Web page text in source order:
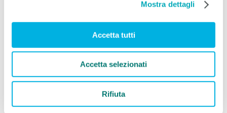
Mostra dettagli
Accetta tutti
Accetta selezionati
Rifiuta
adeguamento avanzate dal mondo politico e scientifico.
obbligo d’informazione per i subappaltatori come pure
la proposta di obbligare chi dirige i lavori a prestare una
garanzia al proprietario del fondo quando fa capo a
subappaltatori.
Dopo una verifica minuziosa, il Consiglio federale
giunge tuttavia alla conclusione che le soluzioni